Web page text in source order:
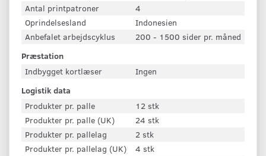
Antal printpatroner
4
Oprindelsesland
Indonesien
Anbefalet arbejdscyklus
200 - 1500 sider pr. måned
Præstation
Indbygget kortlæser
Ingen
Logistik data
Produkter pr. palle
12 stk
Produkter pr. palle (UK)
24 stk
Produkter pr. pallelag
2 stk
Produkter pr. pallelag (UK)
4 stk